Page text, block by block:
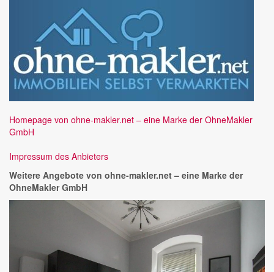
Homepage von ohne-makler.net – eine Marke der OhneMakler
GmbH
Impressum des Anbieters
Weitere Angebote von ohne-makler.net – eine Marke der
OhneMakler GmbH